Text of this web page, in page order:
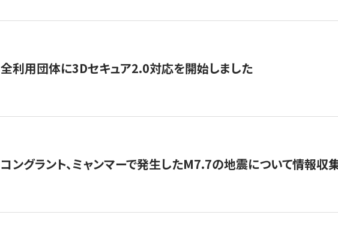
全利用団体に3Dセキュア2.0対応を開始しました
コングラント、ミャンマーで発生したM7.7の地震について情報収